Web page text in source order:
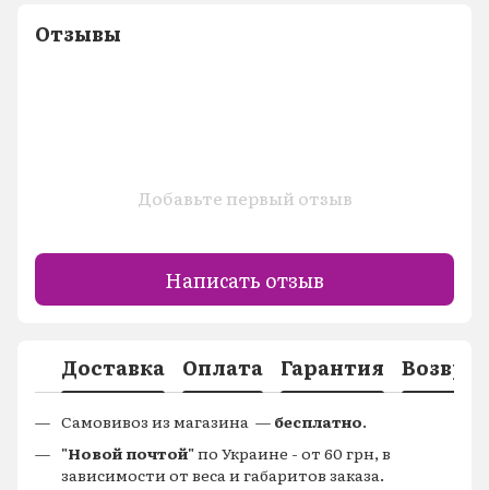
Отзывы
Добавьте первый отзыв
Написать отзыв
Доставка Оплата Гарантия
Самовивоз из магазина — бесплатно.
"Новой почтой"по Украине - от 60 грн, в
зависимости от веса и габаритов заказа.